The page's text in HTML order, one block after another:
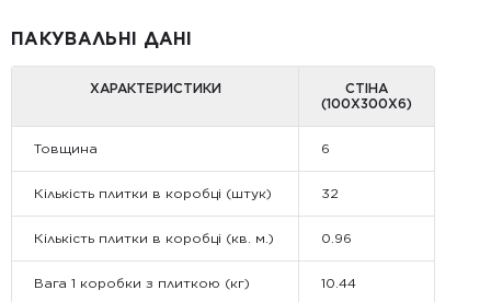
ПАКУВАЛЬНІ ДАНІ
ХАРАКТЕРИСТИКИ
СТІНА
(100Х300Х6)
Товщина 6
Кількість плитки в коробці (штук) 32
Кількість плитки в коробці (кв. м.) 0.96
Вага 1 коробки з плиткою (кг) 10.44